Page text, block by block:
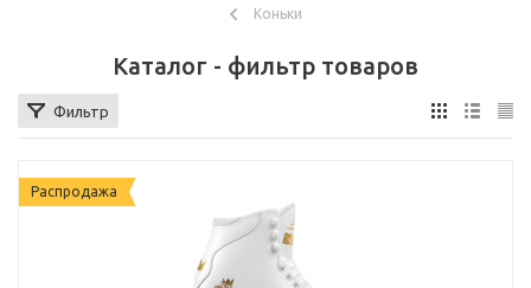
Коньки
Каталог - фильтр товаров
Фильтр
Распродажа